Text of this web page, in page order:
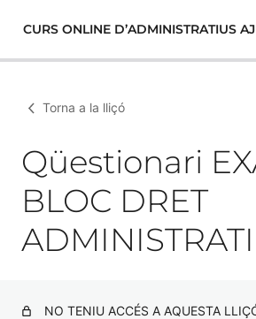
CURS ONLINE D’ADMINISTRATIUS
Torna a la lliçó
Qüestionari
BLOC DRET
NO TENIU ACCÉS A AQUESTA